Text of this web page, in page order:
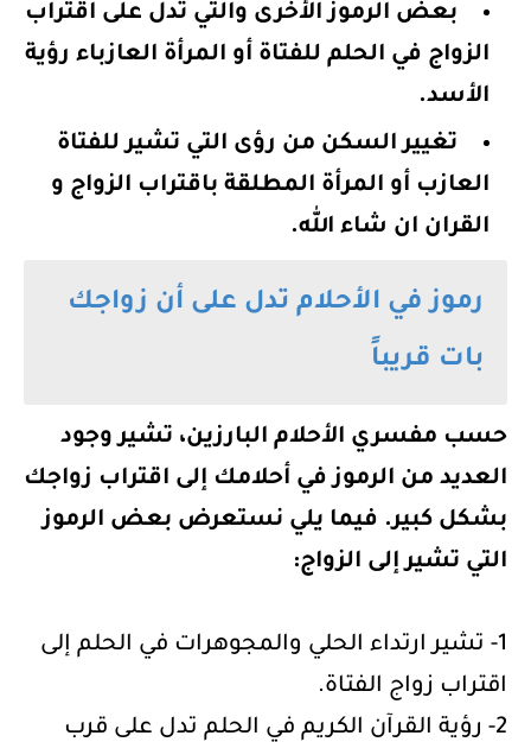
بعض الرموز الأخرى والتي تدل على اقتراب
الزواج في الحلم للفتاة أو المرأة العازباء رؤية
الأسد.
تغيير السكن من رؤى التي تشير للفتاة
العازب أو المرأة المطلقة باقتراب الزواج و
القران ان شاء الله.
رموز في الأحلام تدل على أن زواجك
بات قريباً
حسب مفسري الأحلام البارزين، تشير وجود
العديد من الرموز في أحلامك إلى اقتراب زواجك
بشكل كبير. فيما يلي نستعرض بعض الرموز
التي تشير إلى الزواج:
1- تشير ارتداء الحلي والمجوهرات في الحلم إلى
اقتراب زواج الفتاة.
2- رؤية القرآن الكريم في الحلم تدل على قرب